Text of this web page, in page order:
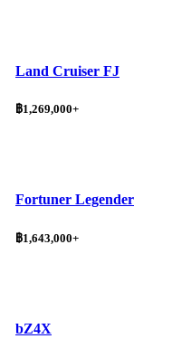
Land Cruiser FJ
฿1,269,000+
Fortuner Legender
฿1,643,000+
bZ4X